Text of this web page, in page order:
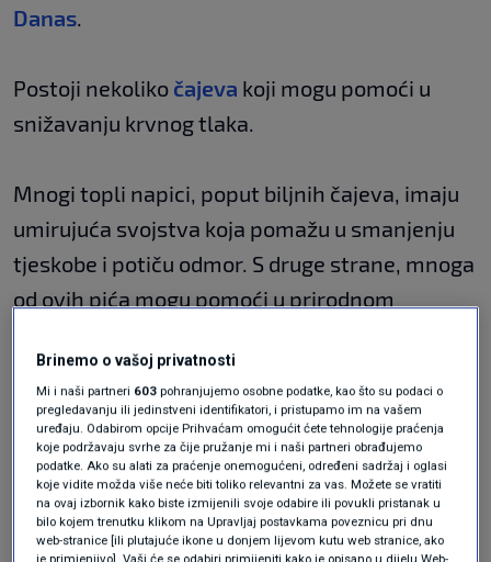
Danas.
Postoji nekoliko čajeva koji mogu pomoći u
snižavanju krvnog tlaka.
Mnogi topli napici, poput biljnih čajeva, imaju
umirujuća svojstva koja pomažu u smanjenju
tjeskobe i potiču odmor. S druge strane, mnoga
od ovih pića mogu pomoći u prirodnom
Zeleni čaj
Zeleni čaj je poznat po tome što sadrži
katehine, snažne antioksidanse koji
Brinemo o vašoj privatnosti
Mi i naši partneri 603 pohranjujemo osobne podatke, kao što su podaci o
pregledavanju ili jedinstveni identifikatori, i pristupamo im na vašem
uređaju. Odabirom opcije Prihvaćam omogućit ćete tehnologije praćenja
koje podržavaju svrhe za čije pružanje mi i naši partneri obrađujemo
podatke. Ako su alati za praćenje onemogućeni, određeni sadržaj i oglasi
koje vidite možda više neće biti toliko relevantni za vas. Možete se vratiti
na ovaj izbornik kako biste izmijenili svoje odabire ili povukli pristanak u
bilo kojem trenutku klikom na Upravljaj postavkama poveznicu pri dnu
web-stranice [ili plutajuće ikone u donjem lijevom kutu web stranice, ako